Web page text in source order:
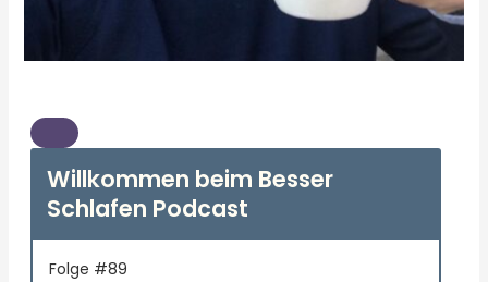
Willkommen beim Besser
Schlafen Podcast
Folge #89